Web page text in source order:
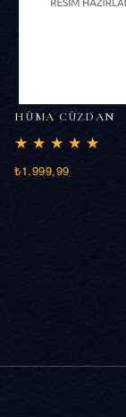
HÜMA CÜZDAN
★ ★ ★ ★ ★
₺1.999,99